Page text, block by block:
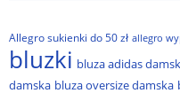
Allegro sukienki do 50 zł allegro
bluzki bluza adidas
damska bluza oversize damska